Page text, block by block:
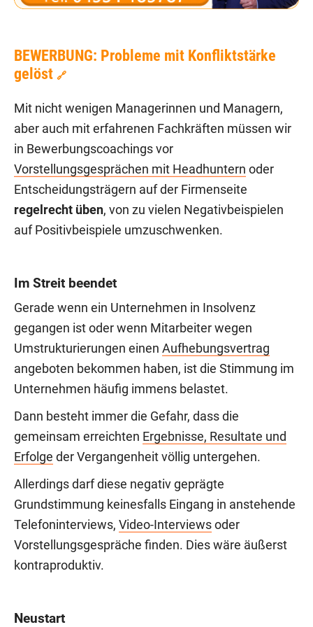
BEWERBUNG: Probleme mit Konfliktstärke
gelöst 🔗
Mit nicht wenigen Managerinnen und Managern,
aber auch mit erfahrenen Fachkräften müssen wir
in Bewerbungscoachings vor
Vorstellungsgesprächen mit Headhuntern oder
Entscheidungsträgern auf der Firmenseite
regelrecht üben, von zu vielen Negativbeispielen
auf Positivbeispiele umzuschwenken.
Im Streit beendet
Gerade wenn ein Unternehmen in Insolvenz
gegangen ist oder wenn Mitarbeiter wegen
Umstrukturierungen einen Aufhebungsvertrag
angeboten bekommen haben, ist die Stimmung im
Unternehmen häufig immens belastet.
Dann besteht immer die Gefahr, dass die
gemeinsam erreichten Ergebnisse, Resultate und
Erfolge der Vergangenheit völlig untergehen.
Allerdings darf diese negativ geprägte
Grundstimmung keinesfalls Eingang in anstehende
Telefoninterviews, Video-Interviews oder
Vorstellungsgespräche finden. Dies wäre äußerst
kontraproduktiv.
Neustart